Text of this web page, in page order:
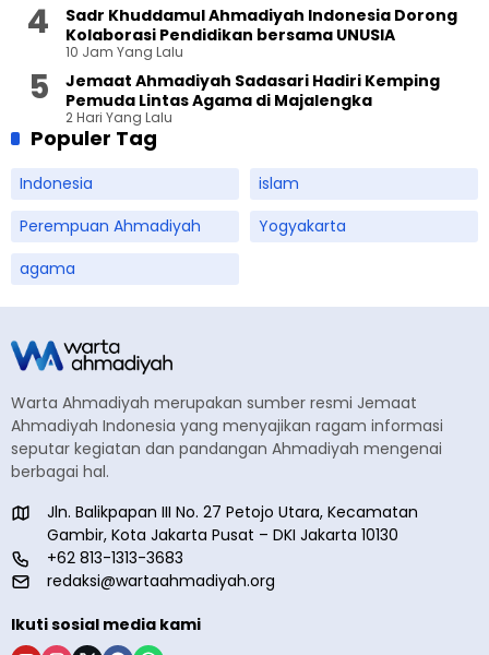
Sadr Khuddamul Ahmadiyah Indonesia Dorong
Kolaborasi Pendidikan bersama UNUSIA
10 Jam Yang Lalu
Jemaat Ahmadiyah Sadasari Hadiri Kemping
Pemuda Lintas Agama di Majalengka
2 Hari Yang Lalu
Populer Tag
Indonesia
islam
Perempuan Ahmadiyah
Yogyakarta
agama
Warta Ahmadiyah merupakan sumber resmi Jemaat
Ahmadiyah Indonesia yang menyajikan ragam informasi
seputar kegiatan dan pandangan Ahmadiyah mengenai
berbagai hal.
Jln. Balikpapan III No. 27 Petojo Utara, Kecamatan
Gambir, Kota Jakarta Pusat – DKI Jakarta 10130
+62 813-1313-3683
redaksi@wartaahmadiyah.org
Ikuti sosial media kami